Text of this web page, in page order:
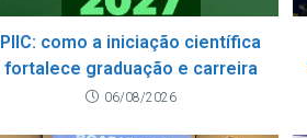
PIIC: como a iniciação científica
fortalece graduação e carreira
06/08/2026